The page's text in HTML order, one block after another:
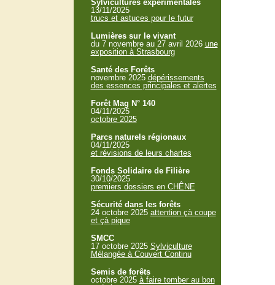
Sylvicultures expérimentales
13/11/2025
trucs et astuces pour le futur
Lumières sur le vivant
du 7 novembre au 27 avril 2026 une
exposition à Strasbourg
Santé des Forêts
novembre 2025 dépérissements
des essences principales et alertes
Forêt Mag N° 140
04/11/2025
octobre 2025
Parcs naturels régionaux
04/11/2025
et révisions de leurs chartes
Fonds Solidaire de Filière
30/10/2025
premiers dossiers en CHÊNE
Sécurité dans les forêts
24 octobre 2025 attention çà coupe
et çà pique
SMCC
17 octobre 2025 Sylviculture
Mélangée à Couvert Continu
Semis de forêts
octobre 2025 à faire tomber au bon